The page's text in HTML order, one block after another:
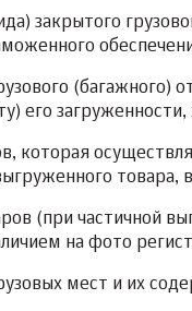
закрытого
(багажного)
его
которая
товара,
(при частичной
на фото
мест и их